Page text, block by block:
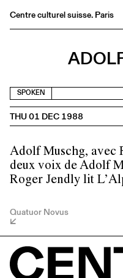
Centre culturel suisse. Paris
Archives
Medias
About
FR/EN
SPOKEN
THU 01 DEC 1988
Adolf Muschg, avec
deux voix de Adolf
Roger Jendly lit
Quatuor Novus